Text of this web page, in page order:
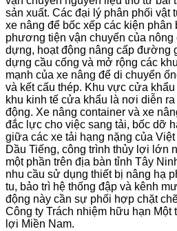
sản xuất. Các đại lý phân phối vật
xe nâng để bốc xếp các kiện phân
phương tiện vận chuyển của
dựng, hoạt động nâng cấp đường
dựng cầu cống và mở rộng các
mạnh của xe nâng để di chuyển
và kết cấu thép. Khu vực cửa
khu kinh tế cửa khẩu là nơi diễn
động. Xe nâng container và xe
đắc lực cho việc sang tải, bốc dỡ
giữa các xe tải hạng nặng của
Dầu Tiếng, công trình thủy lợi lớn
một phần trên địa bàn tỉnh Tây
nhu cầu sử dụng thiết bị nâng hạ
tu, bảo trì hệ thống đập và kênh
động này cần sự phối hợp chặt
Công ty Trách nhiệm hữu hạn Một
lợi Miền Nam.